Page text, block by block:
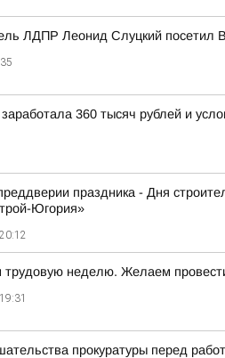
ЛДПР Леонид Слуцкий посетил
заработала 360 тысяч рублей и
праздника - Дня
Югория»
неделю. Желаем
прокуратуры перед